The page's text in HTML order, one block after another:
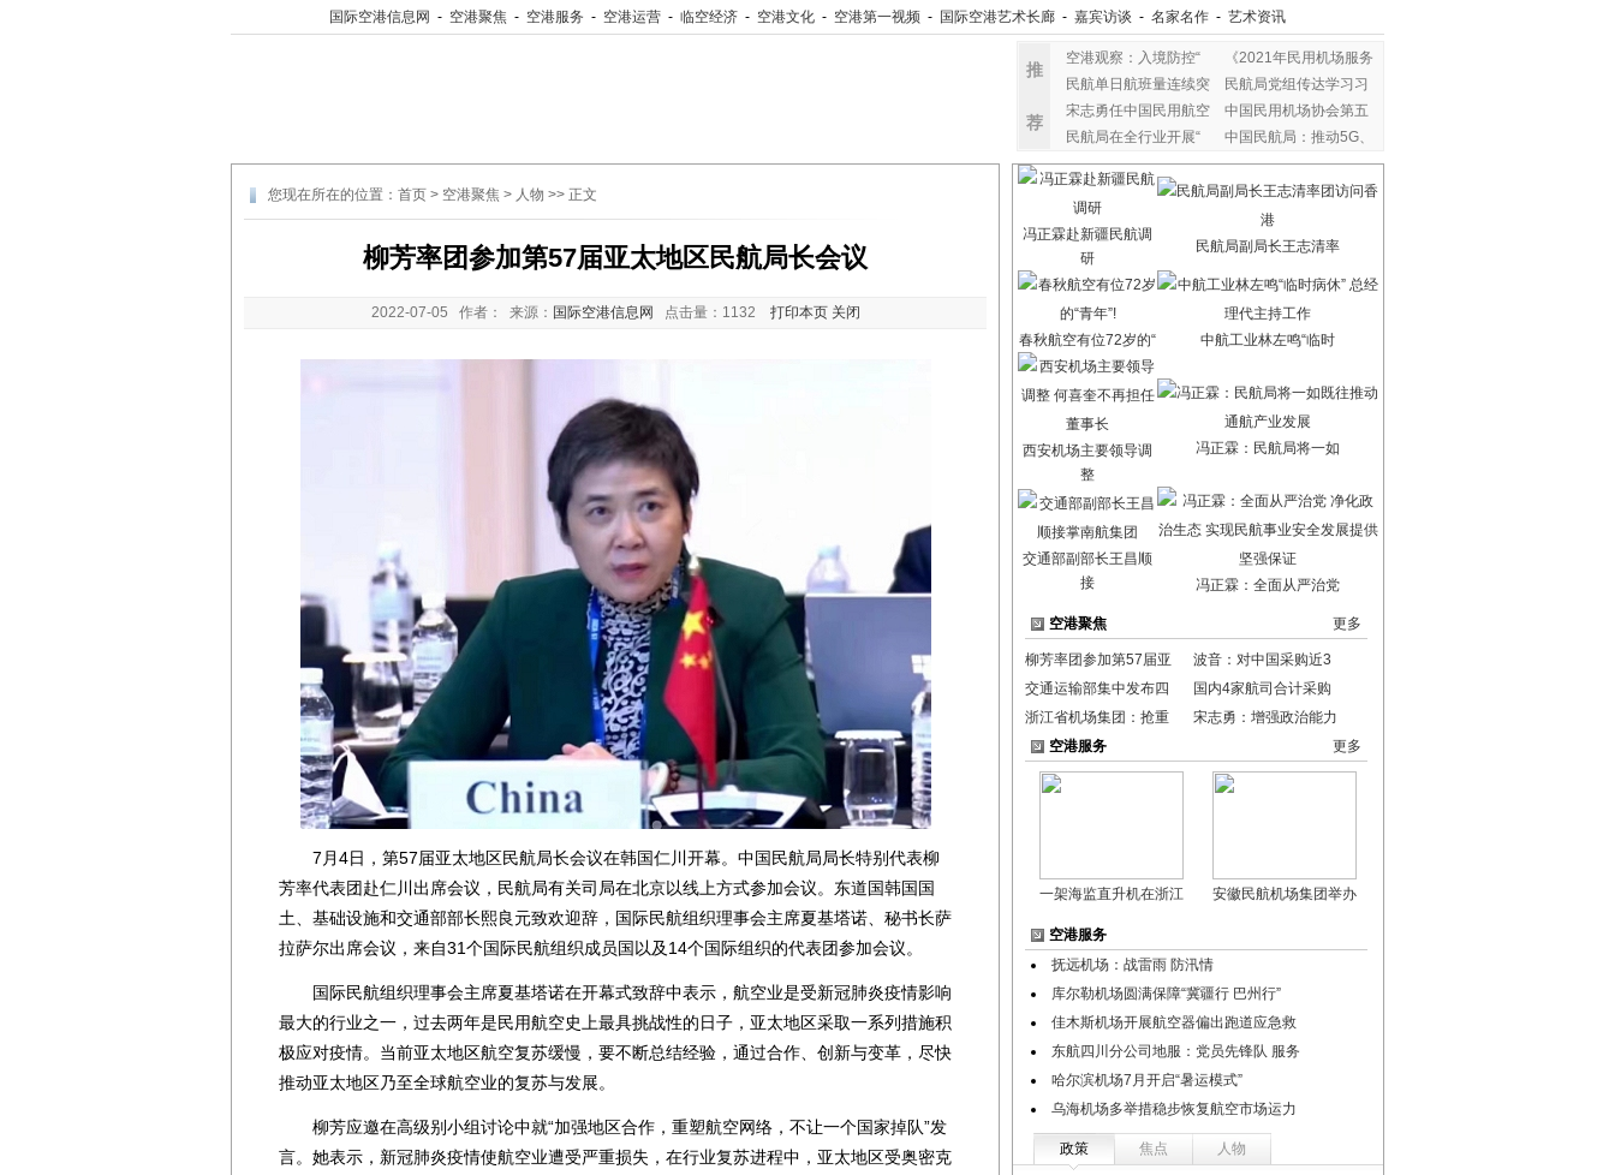
国际空港信息网 - 空港聚焦 - 空港服务 - 空港运营 - 临空经济 - 空港文化 - 空港第一视频 - 国际空港艺术长廊 - 嘉宾访谈 - 名家名作 - 艺术资讯
推
荐
空港观察：入境防控“
《2021年民用机场服务
民航单日航班量连续突
民航局党组传达学习习
宋志勇任中国民用航空
中国民用机场协会第五
民航局在全行业开展“
中国民航局：推动5G、
您现在所在的位置： 首页 > 空港聚焦 > 人物 >> 正文
柳芳率团参加第57届亚太地区民航局长会议
2022-07-05 作者： 来源： 国际空港信息网 点击量： 1132 打印本页 关闭
7月4日，第57届亚太地区民航局长会议在韩国仁川开幕。中国民航局局长特别代表柳
芳率代表团赴仁川出席会议，民航局有关司局在北京以线上方式参加会议。东道国韩国国
土、基础设施和交通部部长熙良元致欢迎辞，国际民航组织理事会主席夏基塔诺、秘书长萨
拉萨尔出席会议，来自31个国际民航组织成员国以及14个国际组织的代表团参加会议。
国际民航组织理事会主席夏基塔诺在开幕式致辞中表示，航空业是受新冠肺炎疫情影响
最大的行业之一，过去两年是民用航空史上最具挑战性的日子，亚太地区采取一系列措施积
极应对疫情。当前亚太地区航空复苏缓慢，要不断总结经验，通过合作、创新与变革，尽快
推动亚太地区乃至全球航空业的复苏与发展。
柳芳应邀在高级别小组讨论中就“加强地区合作，重塑航空网络，不让一个国家掉队”发
言。她表示，新冠肺炎疫情使航空业遭受严重损失，在行业复苏进程中，亚太地区受奥密克
冯正霖赴新疆民航调
研
民航局副局长王志清率
春秋航空有位72岁的“ 中航工业林左鸣“临时
西安机场主要领导调
整
冯正霖：民航局将一如
交通部副部长王昌顺
接
冯正霖：全面从严治党
空港聚焦 更多
柳芳率团参加第57届亚
波音：对中国采购近3
交通运输部集中发布四
国内4家航司合计采购
浙江省机场集团：抢重
宋志勇：增强政治能力
空港服务
更多
一架海监直升机在浙江 安徽民航机场集团举办
空港服务
抚远机场：战雷雨 防汛情
库尔勒机场圆满保障“冀疆行 巴州行”
佳木斯机场开展航空器偏出跑道应急救
东航四川分公司地服：党员先锋队 服务
哈尔滨机场7月开启“暑运模式”
乌海机场多举措稳步恢复航空市场运力
政策 焦点 人物